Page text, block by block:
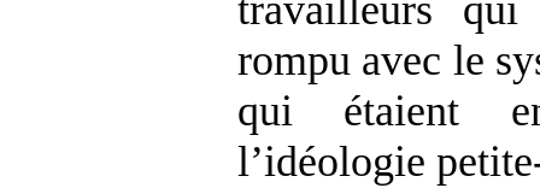
travailleurs qui
rompu avec le
qui étaient
l’idéologie